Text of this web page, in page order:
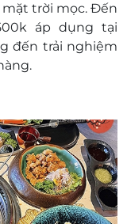
trời mọc. Đến
áp dụng tại
đến trải nghiệm